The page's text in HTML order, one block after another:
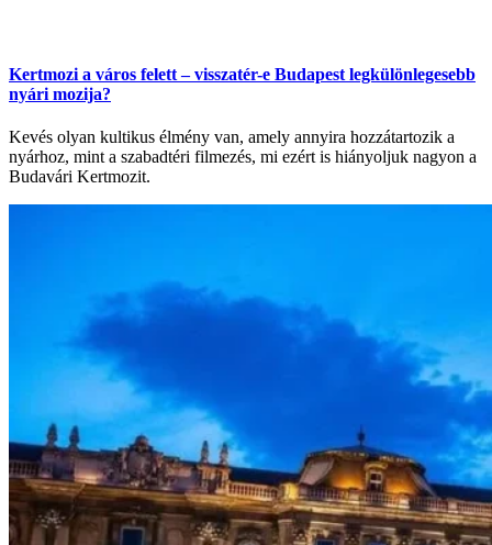
Kertmozi a város felett – visszatér-e Budapest legkülönlegesebb
nyári mozija?
Kevés olyan kultikus élmény van, amely annyira hozzátartozik a
nyárhoz, mint a szabadtéri filmezés, mi ezért is hiányoljuk nagyon a
Budavári Kertmozit.